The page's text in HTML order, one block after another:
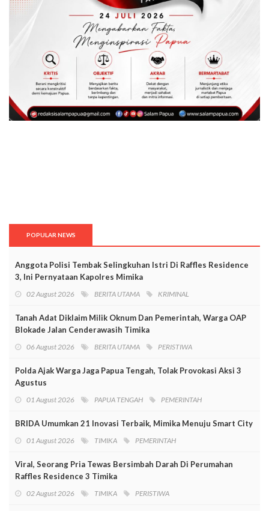
POPULAR NEWS
Anggota Polisi Tembak Selingkuhan Istri Di Raffles Residence
3, Ini Pernyataan Kapolres Mimika
02 August 2026 BERITA UTAMA KRIMINAL
Tanah Adat Diklaim Milik Oknum Dan Pemerintah, Warga OAP
Blokade Jalan Cenderawasih Timika
06 August 2026 BERITA UTAMA PERISTIWA
Polda Ajak Warga Jaga Papua Tengah, Tolak Provokasi Aksi 3
Agustus
01 August 2026 PAPUA TENGAH PEMERINTAH
BRIDA Umumkan 21 Inovasi Terbaik, Mimika Menuju Smart City
01 August 2026 TIMIKA PEMERINTAH
Viral, Seorang Pria Tewas Bersimbah Darah Di Perumahan
Raffles Residence 3 Timika
02 August 2026 TIMIKA PERISTIWA